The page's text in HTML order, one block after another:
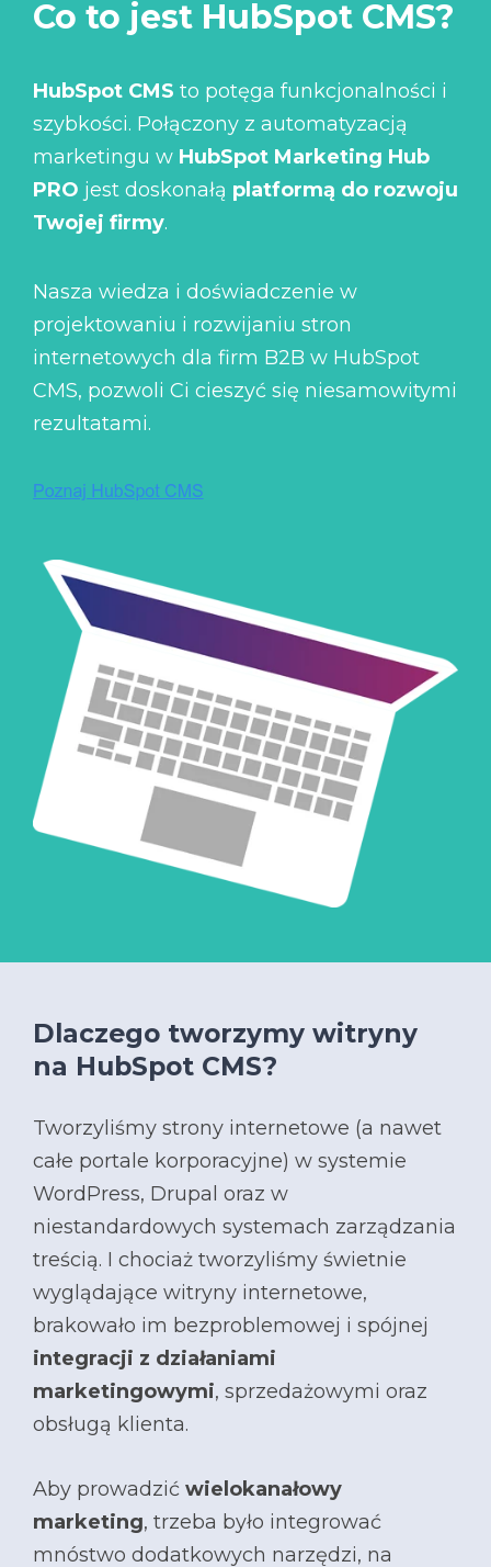
Co to jest HubSpot CMS?
HubSpot CMS to potęga funkcjonalności i
szybkości. Połączony z automatyzacją
marketingu w HubSpot Marketing Hub
PRO jest doskonałą platformą do rozwoju
Twojej firmy.
Nasza wiedza i doświadczenie w
projektowaniu i rozwijaniu stron
internetowych dla firm B2B w HubSpot
CMS, pozwoli Ci cieszyć się niesamowitymi
rezultatami.
Dlaczego tworzymy witryny
na HubSpot CMS?
Tworzyliśmy strony internetowe (a nawet
całe portale korporacyjne) w systemie
WordPress, Drupal oraz w
niestandardowych systemach zarządzania
treścią. I chociaż tworzyliśmy świetnie
wyglądające witryny internetowe,
brakowało im bezproblemowej i spójnej
integracji z działaniami
marketingowymi, sprzedażowymi oraz
obsługą klienta.
Aby prowadzić wielokanałowy
marketing, trzeba było integrować
mnóstwo dodatkowych narzędzi, na